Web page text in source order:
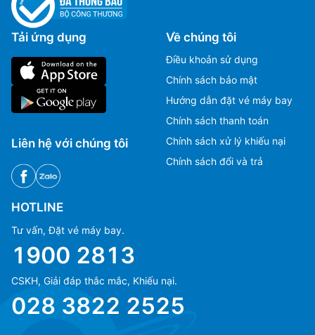
Tải ứng dụng
Liên hệ với chúng tôi
Về chúng tôi
Điều khoản sử dụng
Chính sách bảo mật
Hướng dẫn đặt vé máy bay
Chính sách thanh toán
Chính sách xử lý khiếu nại
Chính sách đổi và trả
HOTLINE
Tư vấn, Đặt vé máy bay.
1900 2813
CSKH, Giải đáp thắc mắc, Khiếu nại.
028 3822 2525
(+84) 70 854 1213